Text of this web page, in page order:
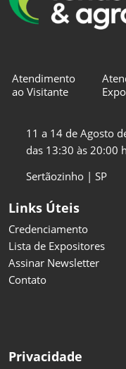
Atendimento
ao Visitante
11 a 14 de Agosto
das 13:30 às 20:00
Sertãozinho | SP
Links Úteis
Credenciamento
Lista de Expositores
Assinar Newsletter
Contato
Privacidade